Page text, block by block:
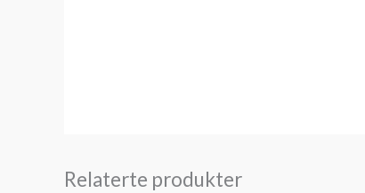
Relaterte produkter